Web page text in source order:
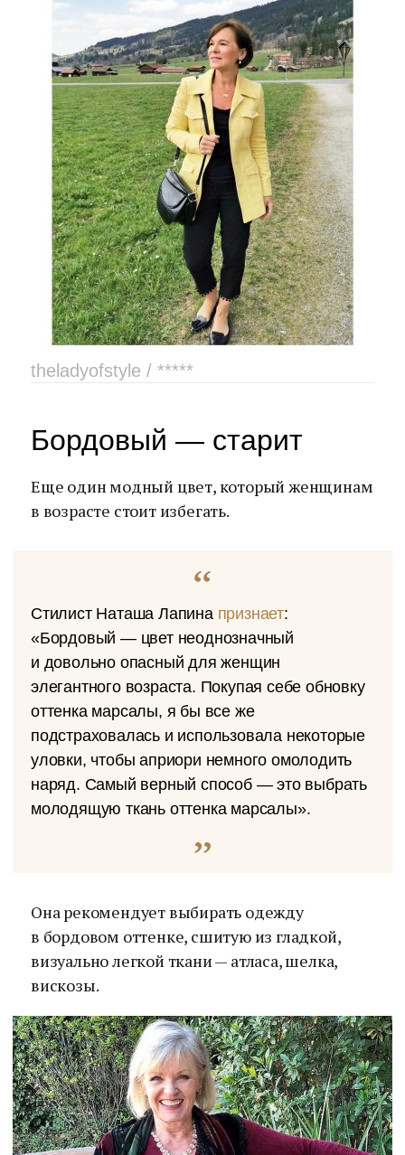
theladyofstyle / *****
Бордовый — старит
Еще один модный цвет, который женщинам
в возрасте стоит избегать.
Стилист Наташа Лапина признает:
«Бордовый — цвет неоднозначный
и довольно опасный для женщин
элегантного возраста. Покупая себе обновку
оттенка марсалы, я бы все же
подстраховалась и использовала некоторые
уловки, чтобы априори немного омолодить
наряд. Самый верный способ — это выбрать
молодящую ткань оттенка марсалы».
Она рекомендует выбирать одежду
в бордовом оттенке, сшитую из гладкой,
визуально легкой ткани — атласа, шелка,
вискозы.